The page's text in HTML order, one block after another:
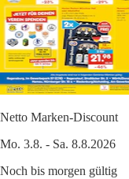
Netto Marken-Discount
Mo. 3.8. - Sa. 8.8.2026
Noch bis morgen gültig